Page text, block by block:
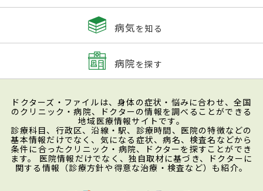
病気を知る
病院を探す
ドクターズ・ファイルは、身体の症状・悩みに合わせ、全国
のクリニック・病院、ドクターの情報を調べることができる
地域医療情報サイトです。
診療科目、行政区、沿線・駅、診療時間、医院の特徴などの
基本情報だけでなく、気になる症状、病名、検査名などから
条件に合ったクリニック・病院、ドクターを探すことができ
ます。 医院情報だけでなく、独自取材に基づき、ドクターに
関する情報（診療方針や得意な治療・検査など）も紹介。